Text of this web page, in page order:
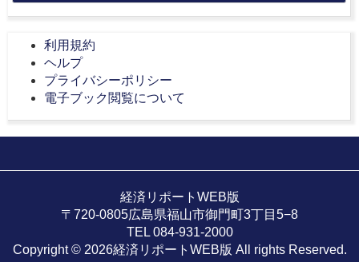
利用規約
ヘルプ
プライバシーポリシー
電子ブック閲覧について
経済リポートWEB版
〒720-0805広島県福山市御門町3丁目5−8
TEL 084-931-2000
Copyright © 2026経済リポートWEB版 All rights Reserved.